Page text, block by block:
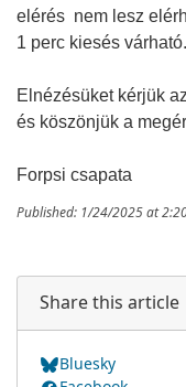
elérés nem lesz
1 perc kiesés várható.
Elnézésüket kérjük
és köszönjük a
Forpsi csapata
Published: 1/24/2025 at
Share this article
Bluesky